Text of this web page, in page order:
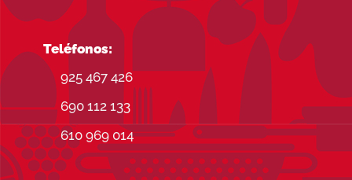
Teléfonos:
925 467 426
690 112 133
610 969 014